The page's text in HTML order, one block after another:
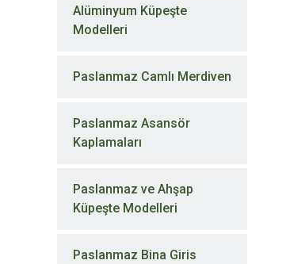
Alüminyum Küpeşte
Modelleri
Paslanmaz Camlı Merdiven
Paslanmaz Asansör
Kaplamaları
Paslanmaz ve Ahşap
Küpeşte Modelleri
Paslanmaz Bina Giris